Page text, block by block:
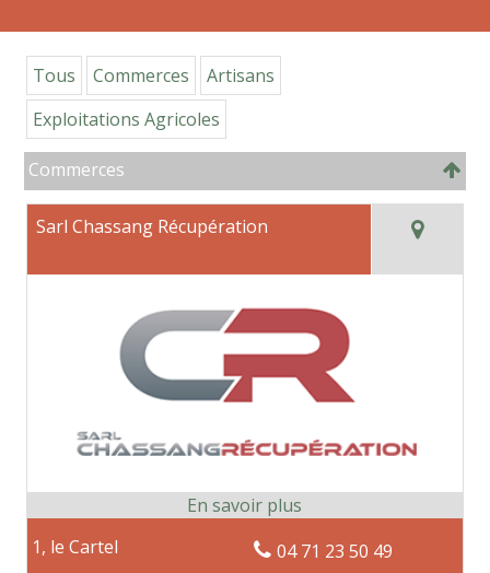
Tous Commerces
Artisans
Exploitations Agricoles
Commerces
Sarl Chassang Récupération
1, le Cartel
04 71 23 50 49